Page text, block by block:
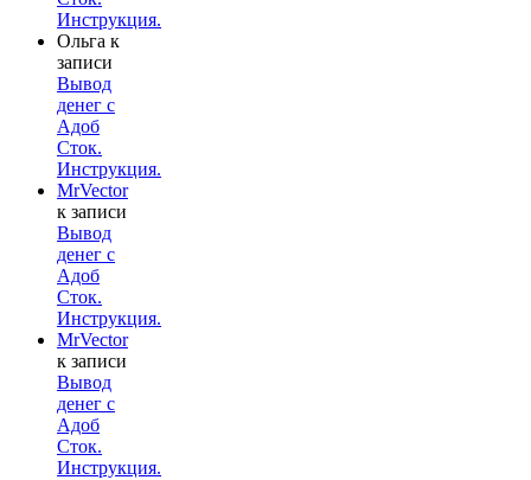
Инструкция.
Ольга к
записи
Вывод
денег с
Адоб
Сток.
Инструкция.
MrVector
к записи
Вывод
денег с
Адоб
Сток.
Инструкция.
MrVector
к записи
Вывод
денег с
Адоб
Сток.
Инструкция.